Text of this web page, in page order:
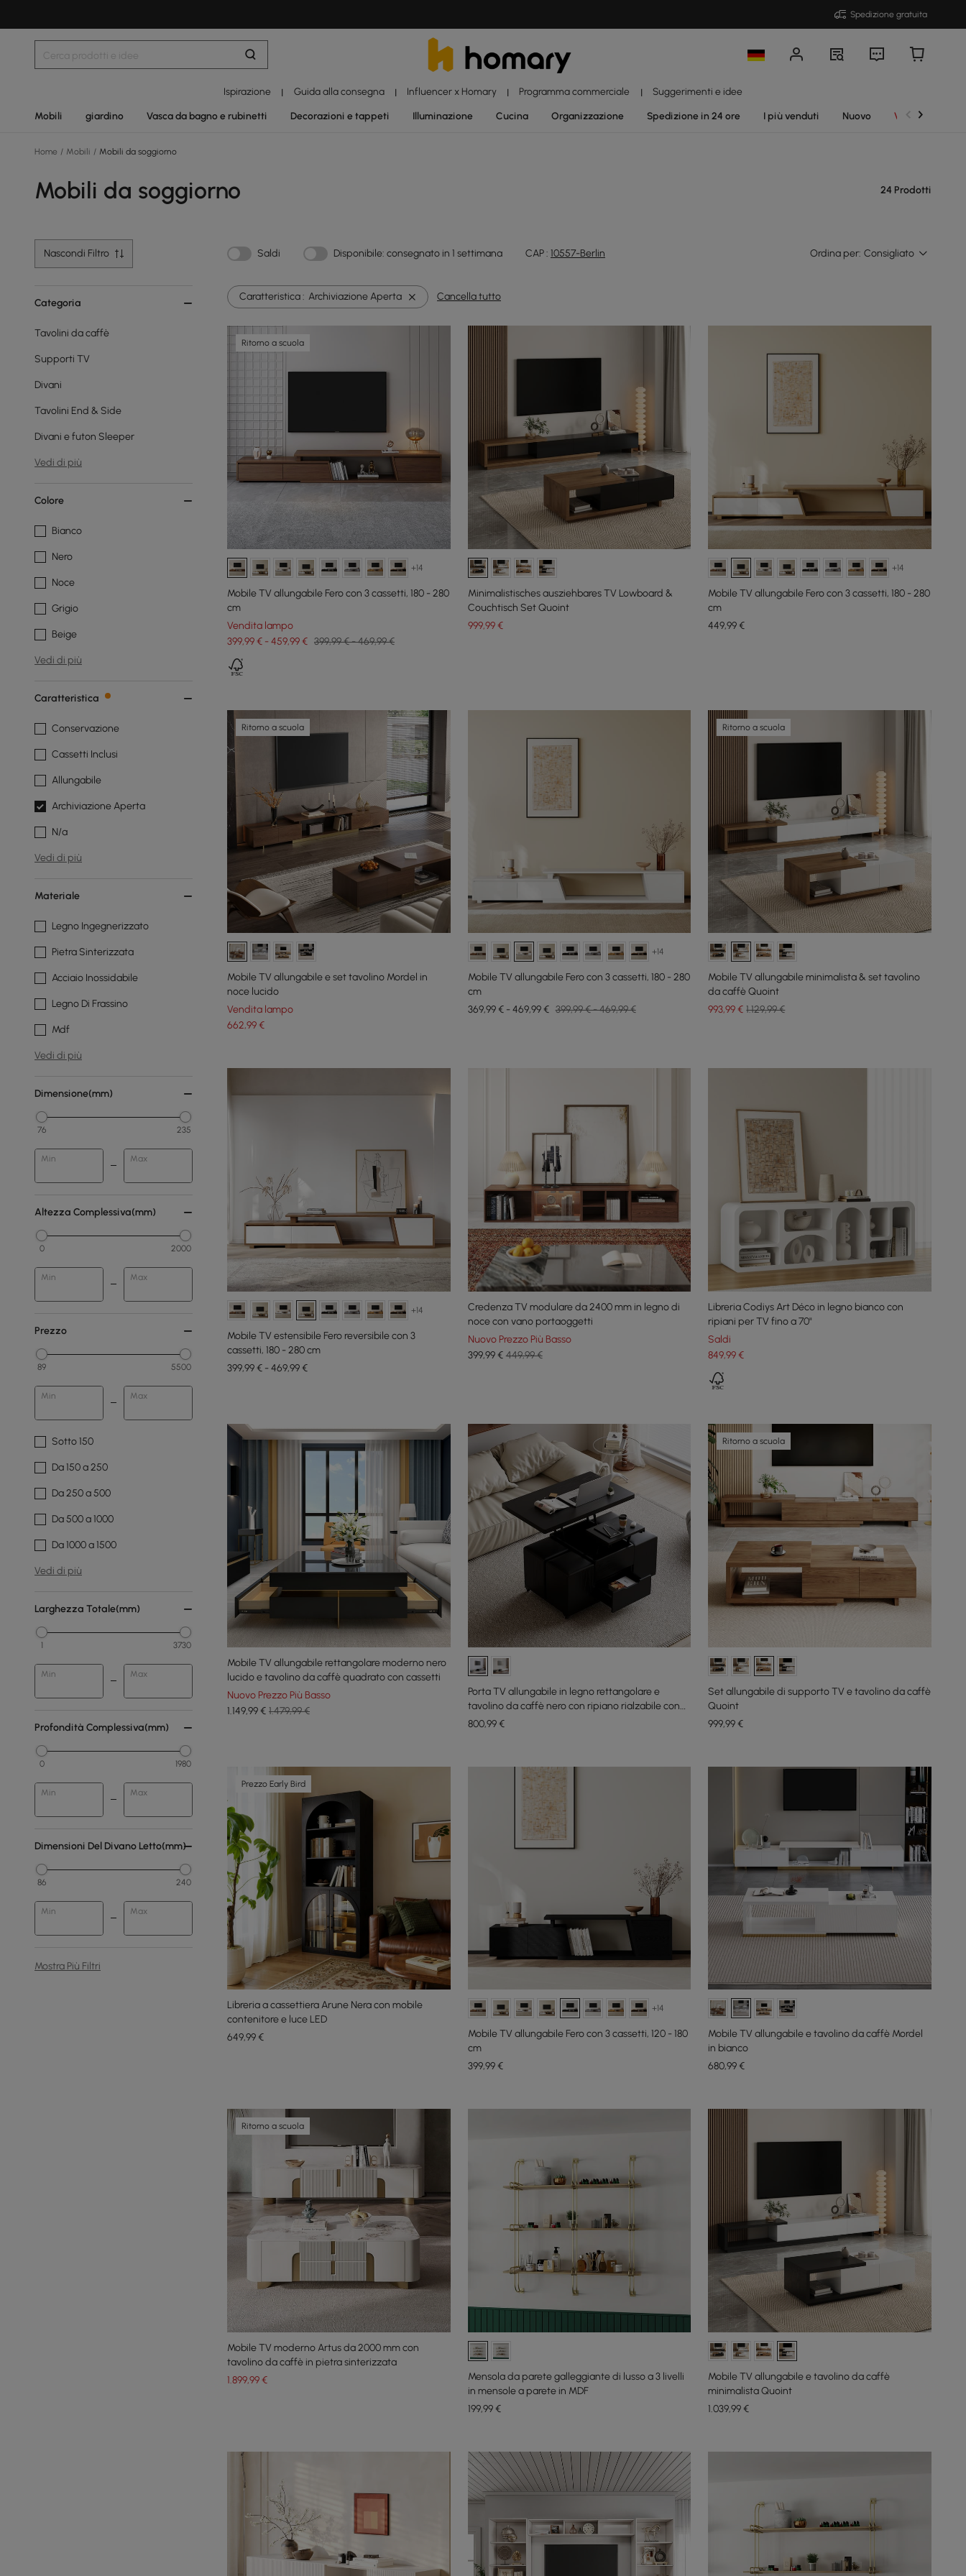
Spedizione gratuita
Ispirazione | Guida alla consegna | Influencer x Homary | Programma commerciale | Suggerimenti e idee
Mobili giardino Vasca da bagno e rubinetti Decorazioni e tappeti Illuminazione Cucina Organizzazione Spedizione in 24 ore I più venduti Nuovo Vendite
Home / Mobili / Mobili da soggiorno
Mobili da soggiorno 24 Prodotti
Nascondi Filtro Saldi Disponibile: consegnato in 1 settimana CAP : 10557-Berlin Ordina per: Consigliato
Categoria
Tavolini da caffè
Supporti TV
Divani
Tavolini End & Side
Divani e futon Sleeper
Vedi di più
Colore
Bianco
Nero
Noce
Grigio
Beige
Vedi di più
Caratteristica
Conservazione
Cassetti Inclusi
Allungabile
Archiviazione Aperta
N/a
Vedi di più
Materiale
Legno Ingegnerizzato
Pietra Sinterizzata
Acciaio Inossidabile
Legno Di Frassino
Mdf
Vedi di più
Dimensione(mm)
76 235
Min Max
Altezza Complessiva(mm)
0 2000
Min Max
Prezzo
89 5500
Min Max
Sotto 150
Da 150 a 250
Da 250 a 500
Da 500 a 1000
Da 1000 a 1500
Vedi di più
Larghezza Totale(mm)
1 3730
Min Max
Profondità Complessiva(mm)
0 1980
Min Max
Dimensioni Del Divano Letto(mm)
86 240
Min Max
Mostra Più Filtri
Caratteristica : Archiviazione Aperta Cancella tutto
Ritorno a scuola
+14
Mobile TV allungabile Fero con 3 cassetti, 180 - 280
cm
Vendita lampo
399,99 € - 459,99 € 399,99 € - 469,99 €
Minimalistisches ausziehbares TV Lowboard &
Couchtisch Set Quoint
999,99€
+14
Mobile TV allungabile Fero con 3 cassetti, 180 - 280
cm
449,99€
Ritorno a scuola
Mobile TV allungabile e set tavolino Mordel in
noce lucido
Vendita lampo
662,99€
+14
Mobile TV allungabile Fero con 3 cassetti, 180 - 280
cm
369,99 € - 469,99 € 399,99 € - 469,99 €
Ritorno a scuola
Mobile TV allungabile minimalista & set tavolino
da caffè Quoint
993,99€ 1.129,99 €
+14
Mobile TV estensibile Fero reversibile con 3
cassetti, 180 - 280 cm
399,99 € - 469,99 €
Credenza TV modulare da 2400 mm in legno di
noce con vano portaoggetti
Nuovo Prezzo Più Basso
399,99€ 449,99 €
Libreria Codiys Art Déco in legno bianco con
ripiani per TV fino a 70"
Saldi
849,99€
Mobile TV allungabile rettangolare moderno nero
lucido e tavolino da caffè quadrato con cassetti
Nuovo Prezzo Più Basso
1.149,99€ 1.479,99 €
Porta TV allungabile in legno rettangolare e
tavolino da caffè nero con ripiano rialzabile con
contenitore
800,99€
Ritorno a scuola
Set allungabile di supporto TV e tavolino da caffè
Quoint
999,99€
Prezzo Early Bird
Libreria a cassettiera Arune Nera con mobile
contenitore e luce LED
649,99€
+14
Mobile TV allungabile Fero con 3 cassetti, 120 - 180
cm
399,99€
Mobile TV allungabile e tavolino da caffè Mordel
in bianco
680,99€
Ritorno a scuola
Mobile TV moderno Artus da 2000 mm con
tavolino da caffè in pietra sinterizzata
1.899,99€
Mensola da parete galleggiante di lusso a 3 livelli
in mensole a parete in MDF
199,99€
Mobile TV allungabile e tavolino da caffè
minimalista Quoint
1.039,99€